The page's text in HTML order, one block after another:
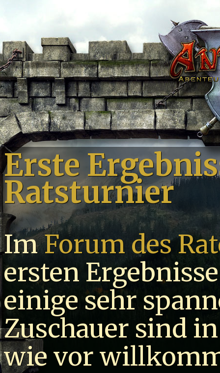
Erste
Ratsturnier
ImForum des
ersten
einige sehr
Zuschauer sind
wie vor